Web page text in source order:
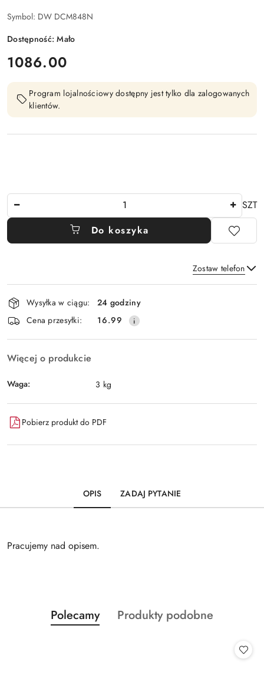
Symbol: DW DCM848N
Dostępność:Mało
cena:
1086.00
Program lojalnościowy dostępny jest tylko dla zalogowanych
klientów.
SZT
Do koszyka
Zostaw telefon
Wyślij
Dostępność
i
dostawa
Wysyłka w ciągu:
24 godziny
Cena przesyłki:
16.99
Więcej o produkcie
Waga: 3 kg
Pobierz produkt do PDF
OPIS ZADAJ PYTANIE
Pracujemy nad opisem.
Pomiń karuzelę produktów
Produkty
o
Polecamy
Produkty
Produkty podobne